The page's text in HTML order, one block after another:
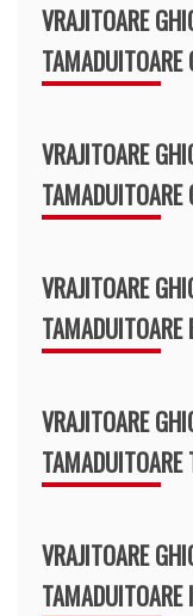
VRAJITOARE
TAMADUITOARE
VRAJITOARE
TAMADUITOARE
VRAJITOARE
TAMADUITOARE
VRAJITOARE
VRAJITOARE
TAMADUITOARE